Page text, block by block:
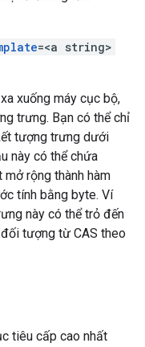
=<a string>
xuống máy cục bộ,
trưng. Bạn có thể chỉ
tượng trưng dưới
này có thể chứa
rộng thành hàm
tính bằng byte. Ví
này có thể trỏ đến
tượng từ CAS theo
tiêu cấp cao nhất